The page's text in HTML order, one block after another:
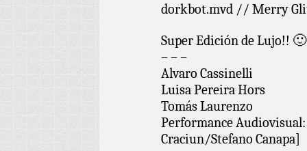
dorkbot.mvd // Merry
Super Edición de Lujo!! 🙂
– – –
Alvaro Cassinelli
Luisa Pereira Hors
Tomás Laurenzo
Performance
Craciun/Stefano Canapa]